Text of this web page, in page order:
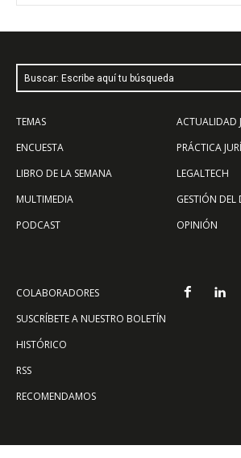
Buscar: Escribe aquí tu búsqueda
TEMAS
ENCUESTA
LIBRO DE LA SEMANA
MULTIMEDIA
PODCAST
ACTUALIDAD
PRÁCTICA
LEGALTECH
GESTIÓN DEL
OPINIÓN
COLABORADORES
SUSCRÍBETE A NUESTRO BOLETÍN
HISTÓRICO
RSS
RECOMENDAMOS